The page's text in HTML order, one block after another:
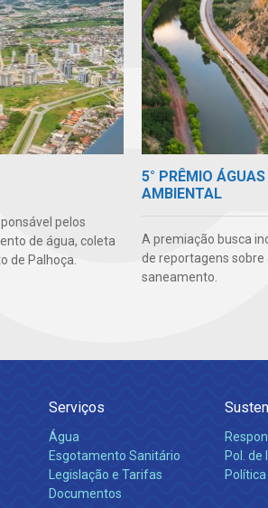
pelos
de água, coleta
de Palhoça.
5° PRÊMIO
AMBIENTAL
A premiação busca
de reportagens sobre
saneamento.
Serviços
Água
Esgotamento Sanitário
Legislação e Tarifas
Documentos
Pol. de